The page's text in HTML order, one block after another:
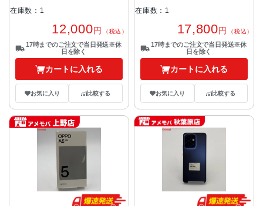
在庫数：1
12,000円 （税込）
17時までのご注文で当日発送※休
日を除く
カートに入れる
お気に入り 比較する
在庫数：1
17,800円 （税込）
17時までのご注文で当日発送※休
日を除く
カートに入れる
お気に入り 比較する